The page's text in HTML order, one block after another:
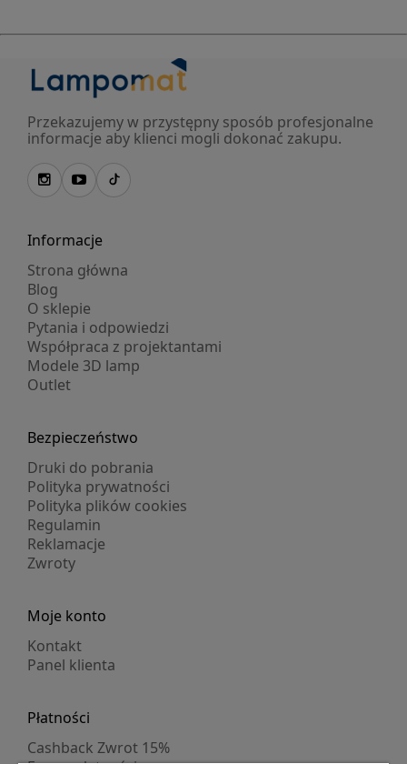
Przekazujemy w przystępny sposób profesjonalne
informacje aby klienci mogli dokonać zakupu.
Informacje
Strona główna
Blog
O sklepie
Pytania i odpowiedzi
Współpraca z projektantami
Modele 3D lamp
Outlet
Bezpieczeństwo
Druki do pobrania
Polityka prywatności
Polityka plików cookies
Regulamin
Reklamacje
Zwroty
Moje konto
Kontakt
Panel klienta
Płatności
Cashback Zwrot 15%